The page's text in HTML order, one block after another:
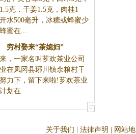
克，干姜1.5克，肉桂1
水500毫升，冰糖或蜂蜜少
蜜在...
穷村娶来“茶媳妇”
，一家名叫芗欢茶业公司
在凤冈县琊川镇余粮村干
力下，留下来啦!芗欢茶业
划在...
关于我们 法律声明 网站